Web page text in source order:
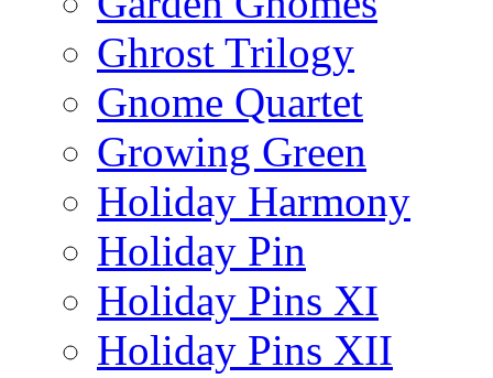
Ghrost Trilogy
Gnome Quartet
Growing Green
Holiday Harmony
Holiday Pin
Holiday Pins XI
Holiday Pins XII